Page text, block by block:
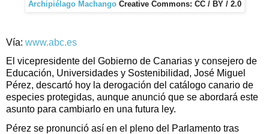
Archipiélago MachangoCreative Commons: CC / BY / 2.0
Vía: www.abc.es
El vicepresidente del Gobierno de Canarias y consejero de
Educación, Universidades y Sostenibilidad, José Miguel
Pérez, descartó hoy la derogación del catálogo canario de
especies protegidas, aunque anunció que se abordará este
asunto para cambiarlo en una futura ley.
Pérez se pronunció así en el pleno del Parlamento tras